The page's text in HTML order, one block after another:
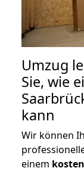
Umzug
Sie, wie
kann
Wir können
einem